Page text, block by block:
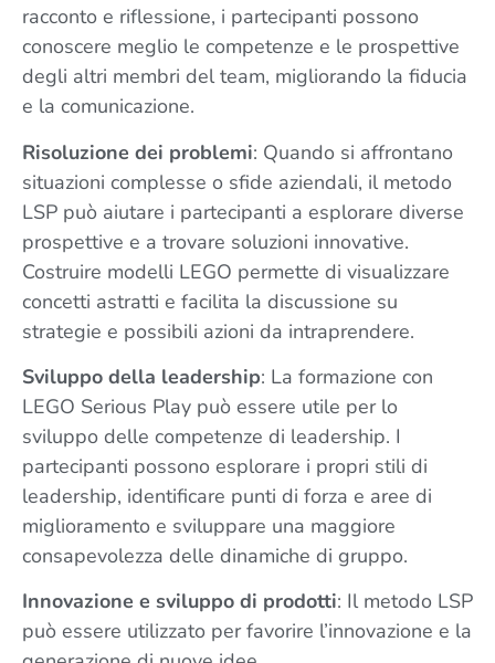
racconto e riflessione, i partecipanti possono
conoscere meglio le competenze e le prospettive
degli altri membri del team, migliorando la fiducia
e la comunicazione.
Risoluzione dei problemi: Quando si affrontano
situazioni complesse o sfide aziendali, il metodo
LSP può aiutare i partecipanti a esplorare diverse
prospettive e a trovare soluzioni innovative.
Costruire modelli LEGO permette di visualizzare
concetti astratti e facilita la discussione su
strategie e possibili azioni da intraprendere.
Sviluppo della leadership: La formazione con
LEGO Serious Play può essere utile per lo
sviluppo delle competenze di leadership. I
partecipanti possono esplorare i propri stili di
leadership, identificare punti di forza e aree di
miglioramento e sviluppare una maggiore
consapevolezza delle dinamiche di gruppo.
Innovazione e sviluppo di prodotti: Il metodo LSP
può essere utilizzato per favorire l’innovazione e la